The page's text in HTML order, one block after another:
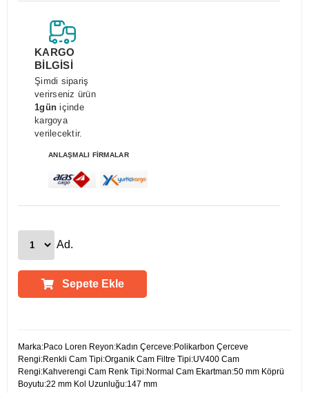
KARGO
BİLGİSİ
Şimdi sipariş
verirseniz ürün
1gün içinde
kargoya
verilecektir.
ANLAŞMALI FİRMALAR
Ad.
Sepete Ekle
Marka:Paco Loren Reyon:Kadın Çerceve:Polikarbon Çerceve
Rengi:Renkli Cam Tipi:Organik Cam Filtre Tipi:UV400 Cam
Rengi:Kahverengi Cam Renk Tipi:Normal Cam Ekartman:50 mm Köprü
Boyutu:22 mm Kol Uzunluğu:147 mm